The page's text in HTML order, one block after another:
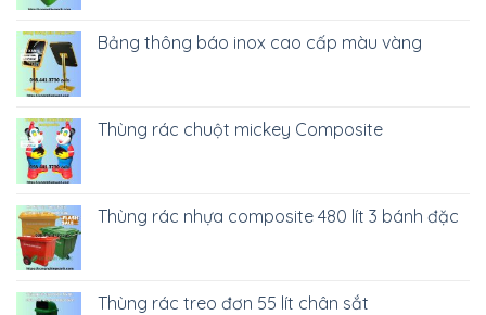
Bảng thông báo inox cao cấp màu vàng
Thùng rác chuột mickey Composite
Thùng rác nhựa composite 480 lít 3 bánh đặc
Thùng rác treo đơn 55 lít chân sắt